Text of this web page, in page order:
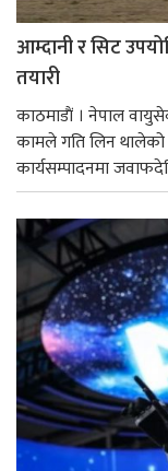
आम्दानी र सिट
तयारी
काठमाडाैं । नेपाल
कामले गति लिन
कार्यसम्पादनमा